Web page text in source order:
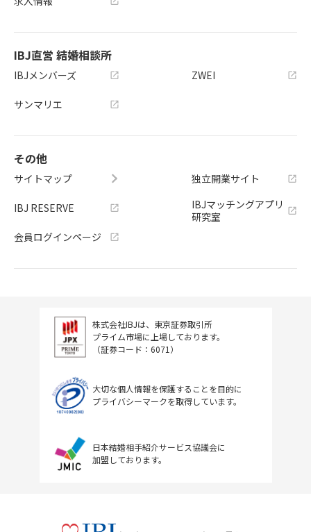
IBJ直営 結婚相談所
IBJメンバーズ
サンマリエ
ZWEI
その他
サイトマップ
IBJ RESERVE
会員ログインページ
独立開業サイト
IBJマッチングアプリ
研究室
株式会社IBJは、東京証券取引所
プライム市場に上場しております。
（証券コード：6071）
大切な個人情報を保護することを目的に
プライバシーマークを取得しています。
日本結婚相手紹介サービス協議会に
加盟しております。